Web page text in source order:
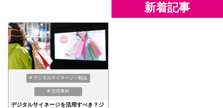
新着記事
# デジタルサイネージ一般論
# 活用事例
デジタルサイネージを活用すべき？ジ